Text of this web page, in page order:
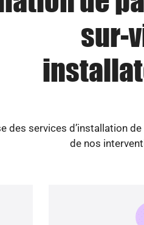
sur-
des services d’installation
de nos